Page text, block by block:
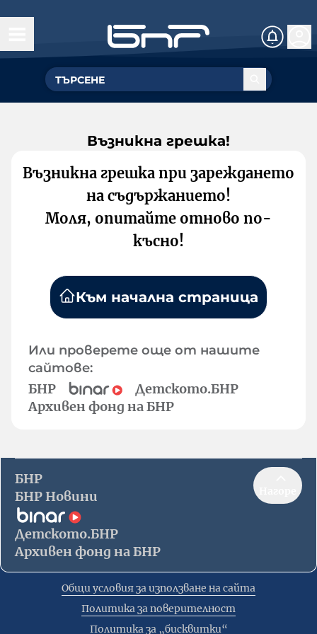
Възникна грешка!
Възникна грешка при зареждането
на съдържанието!
Моля, опитайте отново по-
късно!
Към начална страница
Или проверете още от нашите
сайтове:
БНР
Детското.БНР
Архивен фонд на БНР
БНР
БНР Новини
Детското.БНР
Архивен фонд на БНР
Общи условия за използване на сайта
Политика за поверителност
Политика за „бисквитки“